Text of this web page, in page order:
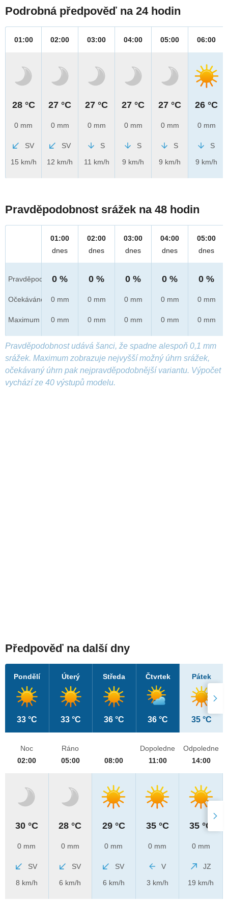
Podrobná předpověď na 24 hodin
01:00
28 °C
0 mm
SV
15 km/h
02:00
27 °C
0 mm
SV
12 km/h
03:00
27 °C
0 mm
S
11 km/h
04:00
27 °C
0 mm
S
9 km/h
05:00
27 °C
0 mm
S
9 km/h
06:00
26 °C
0 mm
S
9 km/h
Pravděpodobnost srážek na 48 hodin
Pravděpod.
Očekáváno
Maximum
01:00
dnes
0 %
0 mm
0 mm
02:00
dnes
0 %
0 mm
0 mm
03:00
dnes
0 %
0 mm
0 mm
04:00
dnes
0 %
0 mm
0 mm
05:00
dnes
0 %
0 mm
0 mm
Pravděpodobnost udává šanci, že spadne alespoň 0,1 mm
srážek. Maximum zobrazuje nejvyšší možný úhrn srážek,
očekávaný úhrn pak nejpravděpodobnější variantu. Výpočet
vychází ze 40 výstupů modelu.
Předpověď na další dny
Pondělí
33 °C
Úterý
33 °C
Středa
36 °C
Čtvrtek
36 °C
Pátek
35 °C
Noc
02:00
30 °C
0 mm
SV
8 km/h
Ráno
05:00
28 °C
0 mm
SV
6 km/h
08:00
29 °C
0 mm
SV
6 km/h
Dopoledne
11:00
35 °C
0 mm
V
3 km/h
Odpoledne
14:00
35 °C
0 mm
JZ
19 km/h